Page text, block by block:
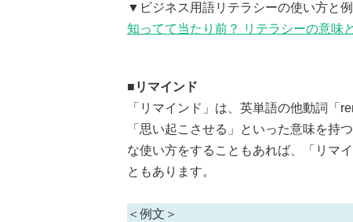
▼ビジネス用語リテラシーの使い方と
知ってて当たり前？ リテラシーの意味
■リマインド
「リマインド」は、英単語の他動詞「
「思い起こさせる」といった意味を持
な使い方をすることもあれば、「リマ
ともあります。
＜例文＞